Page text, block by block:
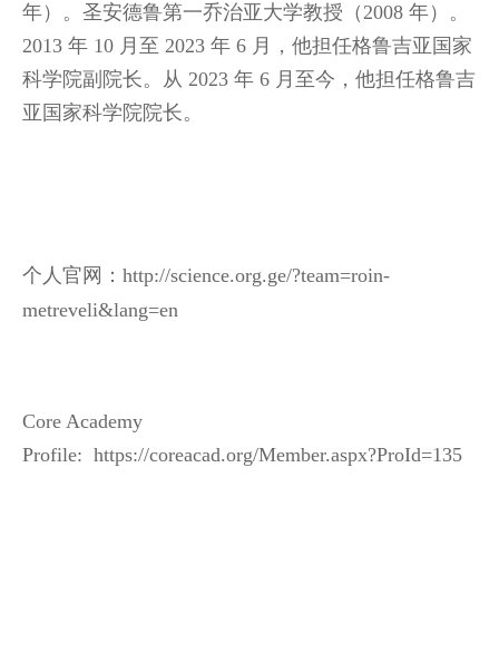
年）。圣安德鲁第一乔治亚大学教授（2008 年）。
2013 年 10 月至 2023 年 6 月，他担任格鲁吉亚国家
科学院副院长。从 2023 年 6 月至今，他担任格鲁吉
亚国家科学院院长。
个 人官网：http://science.org.ge/?team=roin-
metreveli&lang=en
Core Academy
Profile: https://coreacad.org/Member.aspx?ProId=135